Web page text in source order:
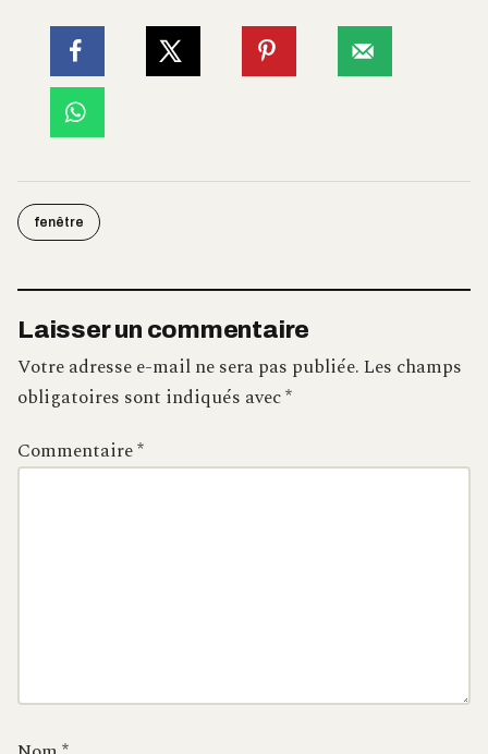
fenêtre
Laisser un commentaire
Votre adresse e-mail ne sera pas publiée.Les champs
obligatoires sont indiqués avec*
Commentaire*